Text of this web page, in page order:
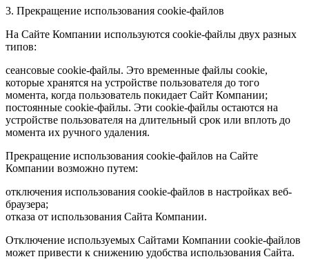
3. Прекращение использования cookie-файлов
На Сайте Компании используются cookie-файлы двух разных
типов:
сеансовые cookie-файлы. Это временные файлы cookie,
которые хранятся на устройстве пользователя до того
момента, когда пользователь покидает Сайт Компании;
постоянные cookie-файлы. Эти cookie-файлы остаются на
устройстве пользователя на длительный срок или вплоть до
момента их ручного удаления.
Прекращение использования cookie-файлов на Сайте
Компании возможно путем:
отключения использования cookie-файлов в настройках веб-
браузера;
отказа от использования Сайта Компании.
Отключение используемых Сайтами Компании cookie-файлов
может привести к снижению удобства использования Сайта.